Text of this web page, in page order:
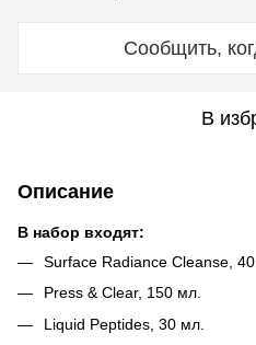
Сообщить,
В
Описание
В набор входят:
Surface Radiance Cleanse,
Press & Clear, 150 мл.
Liquid Peptides, 30 мл.